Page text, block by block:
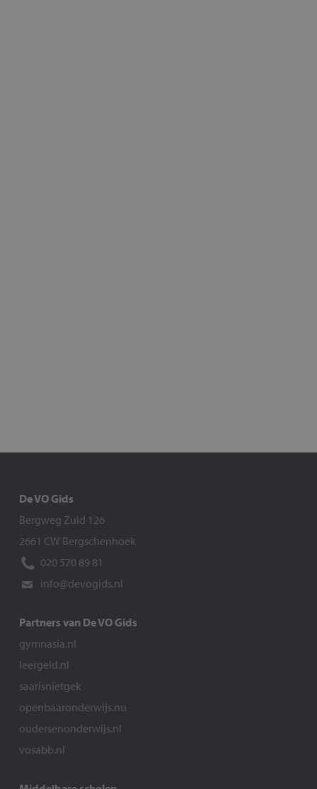
De VO Gids
Bergweg Zuid 126
2661 CW Bergschenhoek
020 570 89 81
info@devogids.nl
Partners van De VO Gids
gymnasia.nl
leergeld.nl
saarisnietgek
openbaaronderwijs.nu
oudersenonderwijs.nl
vosabb.nl